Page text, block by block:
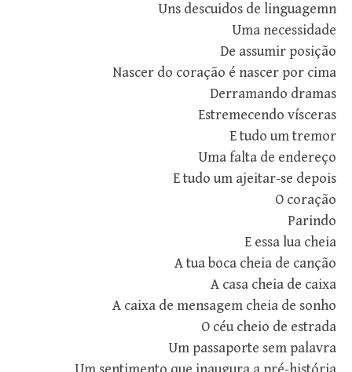
Uns descuidos de linguagemn
Uma necessidade
De assumir posição
Nascer do coração é nascer por cima
Derramando dramas
Estremecendo vísceras
E tudo um tremor
Uma falta de endereço
E tudo um ajeitar-se depois
O coração
Parindo
E essa lua cheia
A tua boca cheia de canção
A casa cheia de caixa
A caixa de mensagem cheia de sonho
O céu cheio de estrada
Um passaporte sem palavra